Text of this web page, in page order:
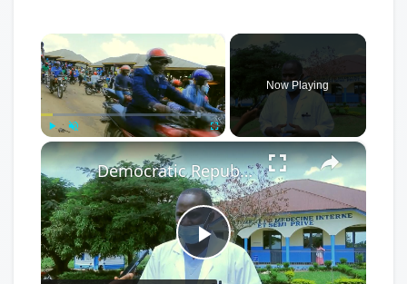
×
Play Unmute
Now Playing
×
Play
Democratic Republic of the Congo: Latest Ebola outbreak overstretches DRC health system.